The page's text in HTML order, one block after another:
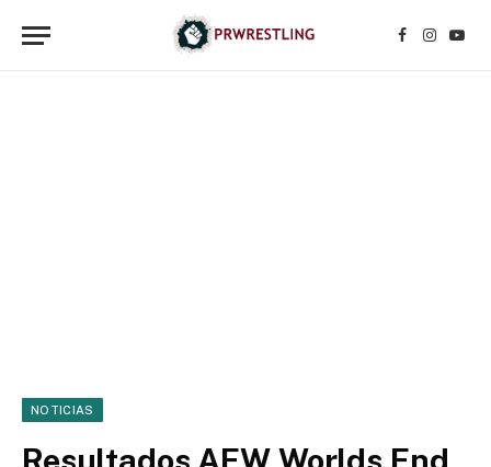
Facebook
NOTICIAS